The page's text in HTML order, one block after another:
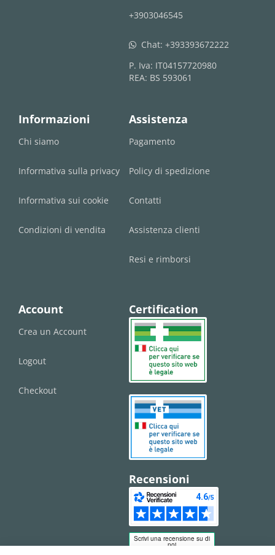
+3903046545
whatsapp Chat: +393393672222
P. Iva: IT04157720980
REA: BS 593061
Informazioni
Chi siamo
Informativa sulla privacy
Informativa sui cookie
Condizioni di vendita
Assistenza
Pagamento
Policy di spedizione
Contatti
Assistenza clienti
Resi e rimborsi
Account
Crea un Account
Logout
Checkout
Certification
Recensioni